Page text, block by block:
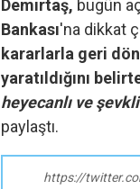
Protesto oylar
Veli Ağbaba'nın
Demirtaş, bugün
Bankası'na dikkat
kararlarla geri
yaratıldığını
heyecanlı ve
paylaştı.
https://